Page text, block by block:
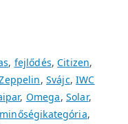
, fejlődés,Citizen,
, Svájc,IWC
, Omega, Solar,
minőségikategória,